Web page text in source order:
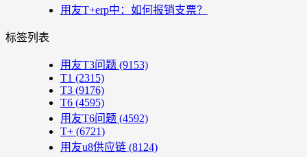
用友T+erp中：如何报销支票？
标签列表
用友T3问题 (9153)
T1 (2315)
T3 (9176)
T6 (4595)
用友T6问题 (4592)
T+ (6721)
用友u8供应链 (8124)